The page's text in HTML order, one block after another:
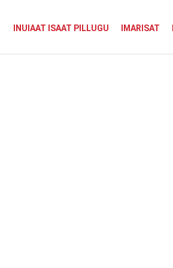
INUIAAT ISAAT PILLUGU IMARISAT